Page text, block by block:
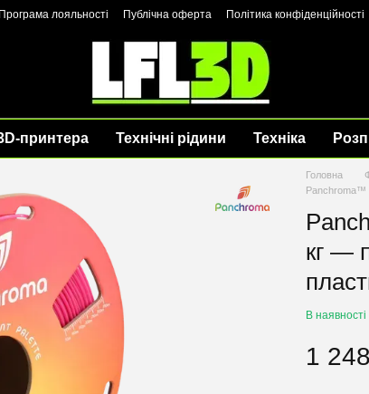
Програма лояльності Публічна оферта Політика конфіденційності
принтера Технічні рідини Техніка
Головна
Panchroma™
кг —
В наявності
1